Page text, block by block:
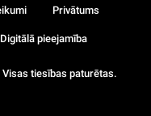
tiesības paturētas.
Privātums
Digitālā pieejamība